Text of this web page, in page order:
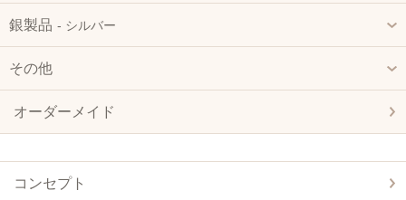
銀製品 ‐ シルバー
その他
オーダーメイド
コンセプト